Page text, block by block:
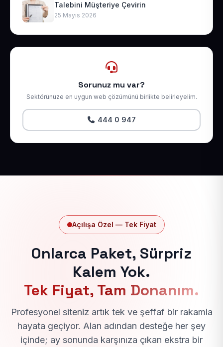
Talebini Müşteriye Çevirin
25 Mayıs 2026
Sorunuz mu var?
Sektörünüze en uygun web çözümünü birlikte belirleyelim.
444 0 947
Açılışa Özel — Tek Fiyat
Onlarca Paket, Sürpriz
Kalem Yok.
Tek Fiyat, Tam Donanım.
Profesyonel siteniz artık tek ve şeffaf bir rakamla
hayata geçiyor. Alan adından desteğe her şey
içinde; ay sonunda karşınıza çıkan ekstra bir